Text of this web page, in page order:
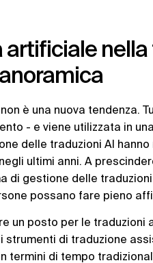
artificiale
è una nuova tendenza.
- e viene utilizzata in
delle traduzioni AI
ultimi anni. A
di gestione delle
possano fare pieno
un posto per le
strumenti di traduzione
termini di tempo